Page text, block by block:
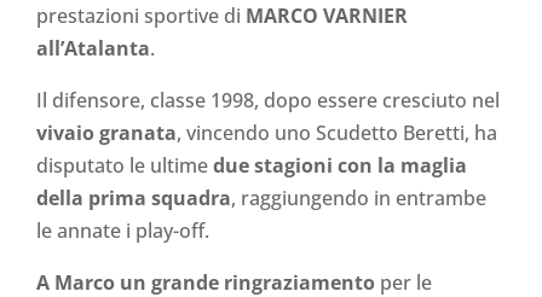
prestazioni sportive di MARCO VARNIER
all’Atalanta.
Il difensore, classe 1998, dopo essere cresciuto nel
vivaio granata, vincendo uno Scudetto Beretti, ha
disputato le ultimedue stagioni con la maglia
della prima squadra, raggiungendo in entrambe
le annate i play-off.
A Marco un grande ringraziamento per le